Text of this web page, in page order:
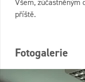
Všem, zúčastněným
příště.
Fotogalerie